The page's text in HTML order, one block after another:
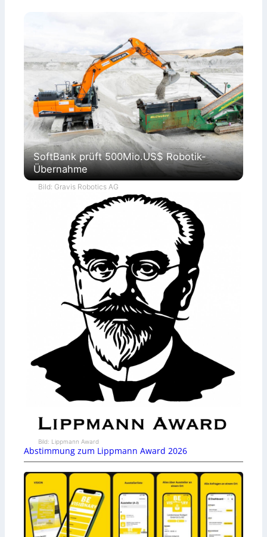
SoftBank prüft 500Mio.US$ Robotik-
Übernahme
Bild: Gravis Robotics AG
Bild: Lippmann Award
Abstimmung zum Lippmann Award 2026